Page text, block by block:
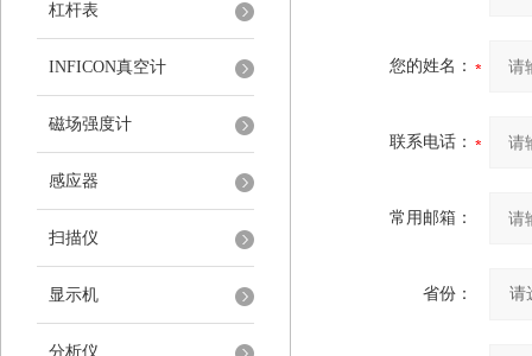
杠杆表
INFICON真空计
磁场强度计
感应器
扫描仪
显示机
分析仪
您的姓名：
联系电话：
常用邮箱：
省份：